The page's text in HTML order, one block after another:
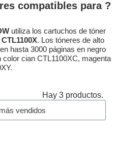
compatibles para ?️
utiliza los cartuchos de tóner
. Los tóneres de alto
hasta 3000 páginas en negro
cian CTL1100XC, magenta
Hay 3 productos.